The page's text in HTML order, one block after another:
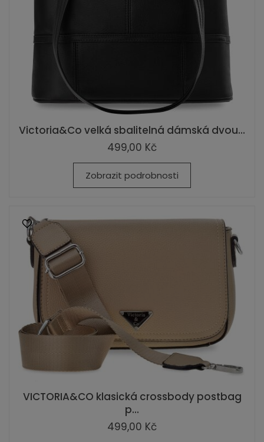
Victoria&Co velká sbalitelná dámská dvou...
499,00 Kč
Zobrazit podrobnosti
VICTORIA&CO klasická crossbody postbag
p...
499,00 Kč